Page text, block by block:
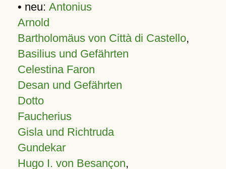
• neu: Antonius
Arnold
Bartholomäus von Città di Castello,
Basilius und Gefährten
Celestina Faron
Desan und Gefährten
Dotto
Faucherius
Gisla und Richtruda
Gundekar
Hugo I. von Besançon,